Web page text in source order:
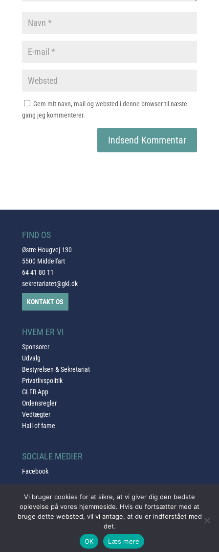
Gem mit navn, mail og websted i denne browser til næste
gang jeg kommenterer.
FIND OS
Østre Hougvej 130
5500 Middelfart
64 41 80 11
sekretariatet@gkl.dk
KONTAKT OS
HVEM ER VI
Sponsorer
Udvalg
Bestyrelsen & Sekretariat
Privatlivspolitik
GLFR App
Ordensregler
Vedtægter
Hall of fame
SOCIALE MEDIER
Facebook
© 2025 Copyright Golfklubben Lillebælt | Design af SH web &
design
Vi bruger cookies for at sikre, at vi giver dig den bedste
oplevelse på vores hjemmeside. Hvis du fortsætter med at
bruge dette websted, vil vi antage, at du er indforstået med
det.
OK
Læs mere